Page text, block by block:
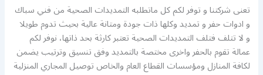
تعنى شركتنا و توفر لكم كل ماتطلبه التمديدات الصحية من فني سباك
و ادوات حفر و تمديد وكلها ذات جودة ومتانة عالية بحيث تدوم طويلا
و لا تتلف فتلف التمديدات الصحية تعتبر كارثة بحد ذاتها، نوفر لكم
عمالة تقوم بالحفر واخرى مختصة بالتمديد وفق تنسيق وترتيب يضمن
لكافة المنازل ومؤسسات القطاع العام والخاص توصيل المجاري المنزلية